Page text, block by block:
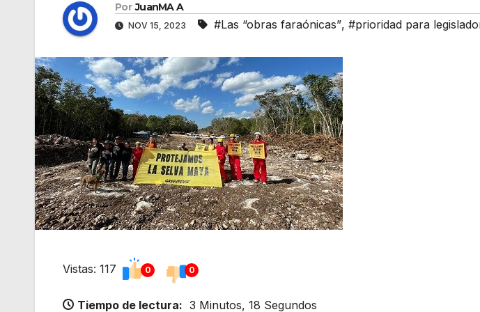
Por JuanMA A
NOV 15, 2023 #Las “obras faraónicas”, #prioridad para
Vistas: 117 0 0
Tiempo de lectura: 3 Minutos, 18 Segundos